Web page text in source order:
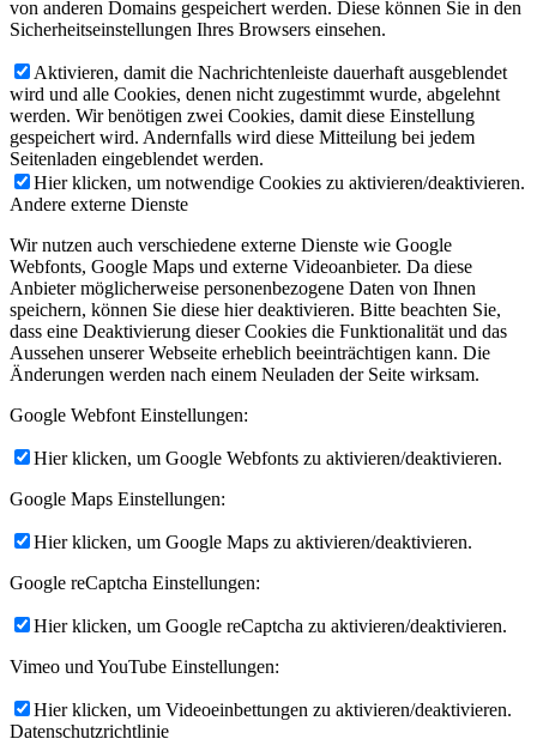
von anderen Domains gespeichert werden. Diese können Sie in den
Sicherheitseinstellungen Ihres Browsers einsehen.
Aktivieren, damit die Nachrichtenleiste dauerhaft ausgeblendet
wird und alle Cookies, denen nicht zugestimmt wurde, abgelehnt
werden. Wir benötigen zwei Cookies, damit diese Einstellung
gespeichert wird. Andernfalls wird diese Mitteilung bei jedem
Seitenladen eingeblendet werden.
Hier klicken, um notwendige Cookies zu aktivieren/deaktivieren.
Andere externe Dienste
Wir nutzen auch verschiedene externe Dienste wie Google
Webfonts, Google Maps und externe Videoanbieter. Da diese
Anbieter möglicherweise personenbezogene Daten von Ihnen
speichern, können Sie diese hier deaktivieren. Bitte beachten Sie,
dass eine Deaktivierung dieser Cookies die Funktionalität und das
Aussehen unserer Webseite erheblich beeinträchtigen kann. Die
Änderungen werden nach einem Neuladen der Seite wirksam.
Google Webfont Einstellungen:
Hier klicken, um Google Webfonts zu aktivieren/deaktivieren.
Google Maps Einstellungen:
Hier klicken, um Google Maps zu aktivieren/deaktivieren.
Google reCaptcha Einstellungen:
Hier klicken, um Google reCaptcha zu aktivieren/deaktivieren.
Vimeo und YouTube Einstellungen:
Hier klicken, um Videoeinbettungen zu aktivieren/deaktivieren.
Datenschutzrichtlinie